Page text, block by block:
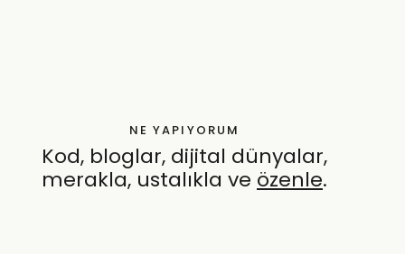
NE YAPIYORUM
Kod, bloglar, dijital dünyalar,
merakla, ustalıkla ve özenle.